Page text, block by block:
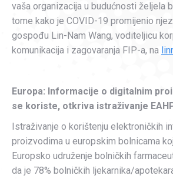
vaša organizacija u budućnosti željela
tome kako je COVID-19 promijenio
gospođu Lin-Nam Wang, voditeljicu
komunikacija i zagovaranja FIP-a, na
Europa: Informacije o digitalnim
se koriste, otkriva istraživanje
Istraživanje o korištenju elektroničkih
proizvodima u europskim bolnicama
Europsko udruženje bolničkih
da je 78% bolničkih ljekarnika/